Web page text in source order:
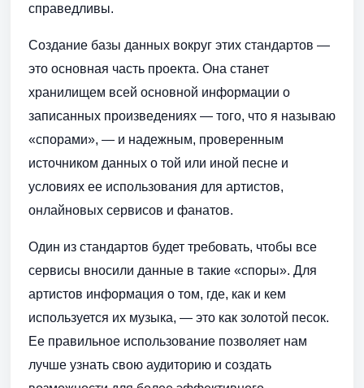
справедливы.
Создание базы данных вокруг этих стандартов —
это основная часть проекта. Она станет
хранилищем всей основной информации о
записанных произведениях — того, что я называю
«спорами», — и надежным, проверенным
источником данных о той или иной песне и
условиях ее использования для артистов,
онлайновых сервисов и фанатов.
Один из стандартов будет требовать, чтобы все
сервисы вносили данные в такие «споры». Для
артистов информация о том, где, как и кем
используется их музыка, — это как золотой песок.
Ее правильное использование позволяет нам
лучше узнать свою аудиторию и создать